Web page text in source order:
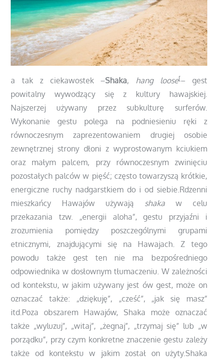
a tak z ciekawostek –Shaka, hang loose[– gest
powitalny wywodzący się z kultury hawajskiej.
Najszerzej używany przez subkulturę surferów.
Wykonanie gestu polega na podniesieniu ręki z
równoczesnym zaprezentowaniem drugiej osobie
zewnętrznej strony dłoni z wyprostowanym kciukiem
oraz małym palcem, przy równoczesnym zwinięciu
pozostałych palców w pięść; często towarzyszą krótkie,
energiczne ruchy nadgarstkiem do i od siebie.Rdzenni
mieszkańcy Hawajów używają shakaw celu
przekazania tzw. „energii aloha”, gestu przyjaźni i
zrozumienia pomiędzy poszczególnymi grupami
etnicznymi, znajdującymi się na Hawajach. Z tego
powodu także gest ten nie ma bezpośredniego
odpowiednika w dosłownym tłumaczeniu. W zależności
od kontekstu, w jakim używany jest ów gest, może on
oznaczać także: „dziękuję”, „cześć”, „jak się masz”
itd.Poza obszarem Hawajów, Shaka może oznaczać
także „wyluzuj”, „witaj”, „żegnaj”, „trzymaj się” lub „w
porządku”, przy czym konkretne znaczenie gestu zależy
także od kontekstu w jakim został on użyty.Shaka